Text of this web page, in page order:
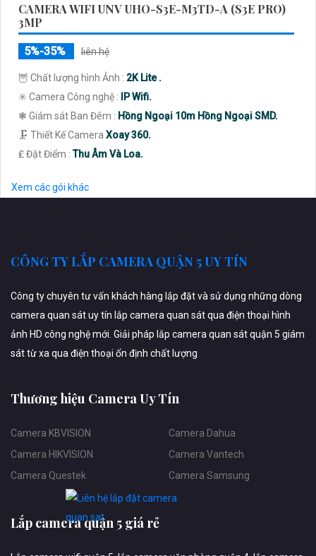
CAMERA WIFI UNV UHO-S3E-M3TD-A (S3E PRO)
3MP
5%-35% liên hệ
🦉 Chất lượng hình Ảnh : 2K Lite .
✳️ Camera Công nghệ : IP Wifi.
❃ Giám sát Ban Đêm : Hồng Ngoại 10m Hồng Ngoại SMD.
🗜️ Thiết Kế Camera Xoay 360.
️₤ Đặt Điểm :Thu Âm Và Loa.
Xem các gói khác
CÔNG TY LẮP CAMERA QUẬN 5 UY TÍN
Công ty chuyên tư vấn khách hàng lắp đặt và sử dụng những dòng
camera quan sát uy tín lắp camera quan sát qua điện thoại hình
ảnh HD công nghệ mới. Giải pháp lắp camera quan sát quận 5 giám
sát từ xa qua điện thoại ổn định chất lượng
Thương hiệu Camera Uy Tín
Camera KBVISION
Camera HIKVISION
Camera Questek
Camera Dahua
Camera Vantech
Camera Samsung
Lắp camera quận 5 giá rẻ